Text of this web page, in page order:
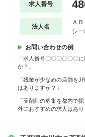
求人番号
法人名
Ａ
シ
お問い合わせの例
「求人番号〇〇〇〇〇〇
か？」
「残業が少なめの店舗を
はありますか？」
「薬剤師の募集を都内で
外におすすめの求人はあ